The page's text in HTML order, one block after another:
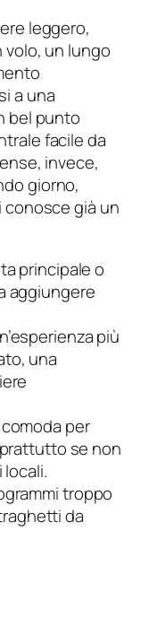
leggero,
un lungo
a una
bel punto
facile da
invece,
giorno,
conosce già un
principale o
aggiungere
più
una
per
se non
troppo
da